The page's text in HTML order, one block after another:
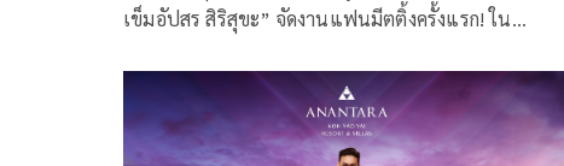
เข็มอัปสร สิริสุขะ” จัดงานแฟนมีตติ้งครั้งแรก! ใน
yours” ณ Phenix Auditorium Hall โครงการฟีนิกซ์
ประตูน้ำ เพื่อแทนคำขอบคุณแฟน ๆ ที่คอยติดตามและ
สนับสนุนเสมอมาตลอดระยะเวลา 29 ปี บนเส้นทาง